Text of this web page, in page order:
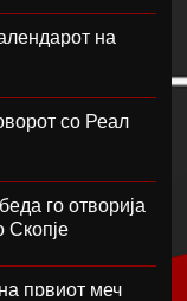
на
со Реал
го отворија
Скопје
првиот меч